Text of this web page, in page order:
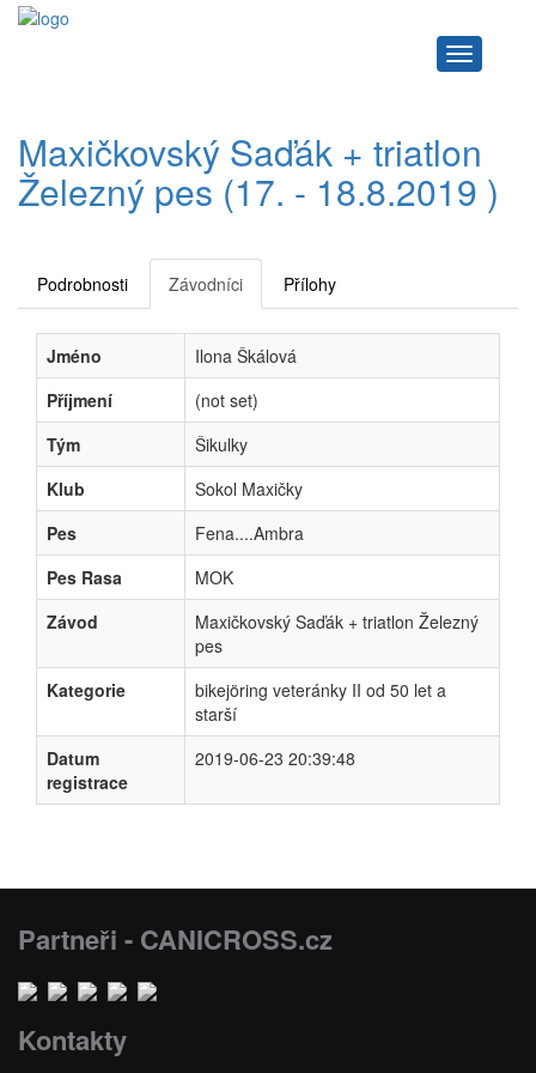
Navigace
Maxičkovský Saďák + triatlon
Železný pes (17. - 18.8.2019 )
Podrobnosti Závodníci Přílohy
Jméno
Ilona Škálová
Příjmení
(not set)
Tým
Šikulky
Klub
Sokol Maxičky
Pes
Fena....Ambra
Pes Rasa
MOK
Závod
Maxičkovský Saďák + triatlon Železný
pes
Kategorie
bikejöring veteránky II od 50 let a
starší
Datum
registrace
2019-06-23 20:39:48
Partneři - CANICROSS.cz
Kontakty